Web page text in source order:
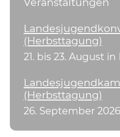
(Herbsttagung)
21. bis 23. August
(Herbsttagung)
26. September